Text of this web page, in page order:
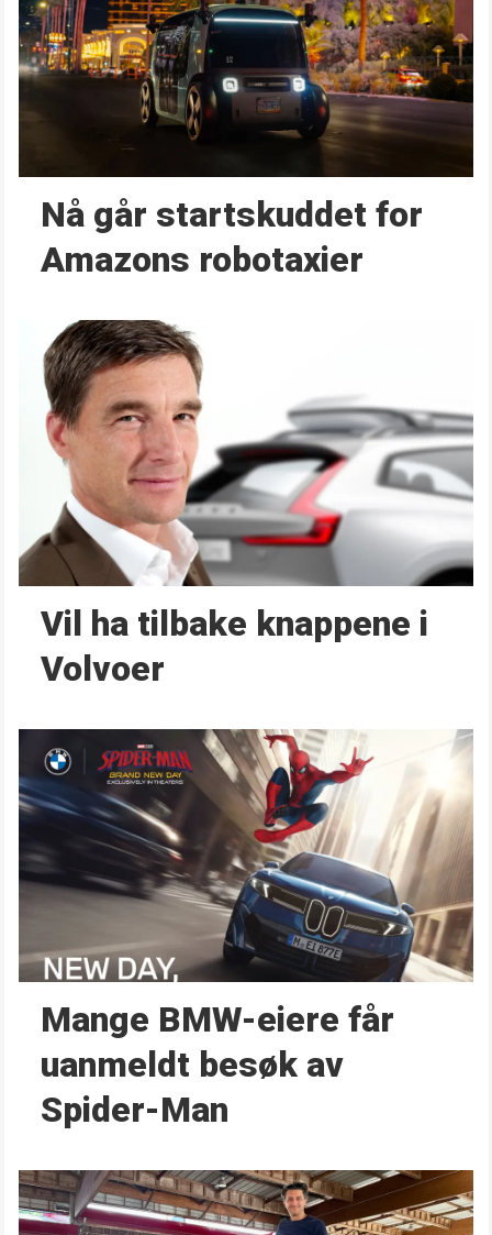
Nå går start­skuddet for
Amazons robotaxier
Vil ha tilbake knappene i
Volvoer
Mange BMW-eiere får
uanmeldt besøk av
Spider-Man